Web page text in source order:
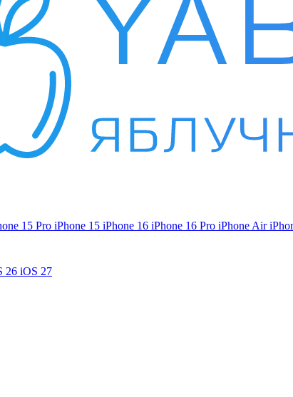
15 Pro iPhone 15 iPhone 16 iPhone 16 Pro iPhone Air
26 iOS 27